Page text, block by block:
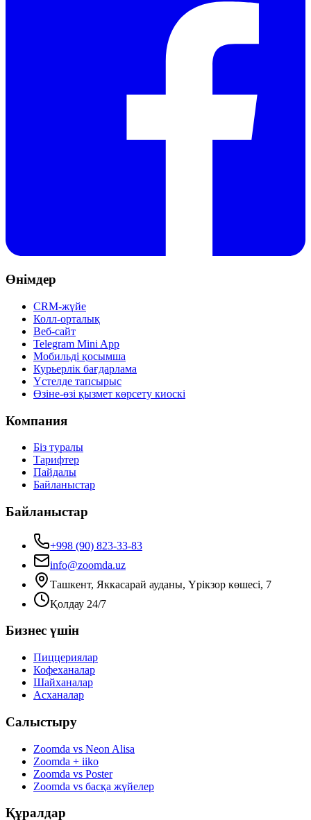
Өнімдер
CRM-жүйе
Колл-орталық
Веб-сайт
Telegram Mini App
Мобильді қосымша
Курьерлік бағдарлама
Үстелде тапсырыс
Өзіне-өзі қызмет көрсету киоскі
Компания
Біз туралы
Тарифтер
Пайдалы
Байланыстар
Байланыстар
+998 (90) 823-33-83
info@zoomda.uz
Ташкент, Яккасарай ауданы, Үрікзор көшесі, 7
Қолдау 24/7
Бизнес үшін
Пиццериялар
Кофеханалар
Шайханалар
Асханалар
Салыстыру
Zoomda vs Neon Alisa
Zoomda + iiko
Zoomda vs Poster
Zoomda vs басқа жүйелер
Құралдар